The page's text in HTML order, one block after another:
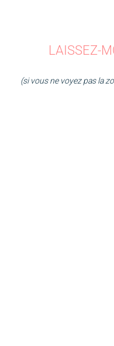
LAISSEZ-
(si vous ne voyez pas la